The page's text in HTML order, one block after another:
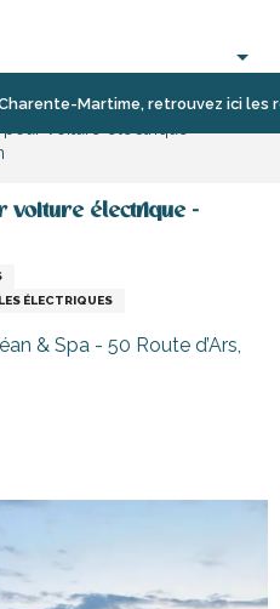
Martime, retrouvez ici les
Commerces
l’île
voiture électrique -
ÉLECTRIQUES
& Spa - 50 Route d’Ars,